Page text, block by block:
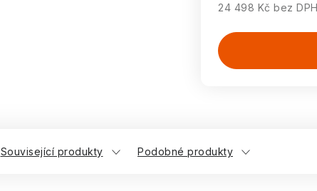
24 498 Kč bez DPH
Související produkty Podobné produkty